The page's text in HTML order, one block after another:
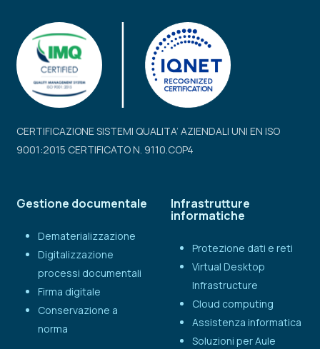
CERTIFICAZIONE SISTEMI QUALITA’ AZIENDALI UNI EN ISO
9001:2015 CERTIFICATO N. 9110.COP4
Gestione documentale
Dematerializzazione
Digitalizzazione
processi documentali
Firma digitale
Conservazione a
norma
Infrastrutture
informatiche
Protezione dati e reti
Virtual Desktop
Infrastructure
Cloud computing
Assistenza informatica
Soluzioni per Aule